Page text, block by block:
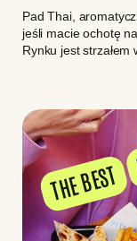
Pad Thai,
jeśli macie ochotę
Rynku jest strzałem
THE BEST